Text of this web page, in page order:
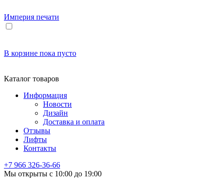
Империя печати
В корзине пока пусто
Каталог товаров
Информация
Новости
Дизайн
Доставка и оплата
Отзывы
Лифты
Контакты
+7 966 326-36-66
Мы открыты с 10:00 до 19:00